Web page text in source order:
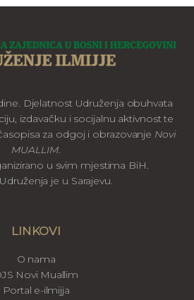
Djelatnost Udruženja obuhvata
izdavačku i socijalnu aktivnost te
za odgoj i obrazovanje Novi
MUALLIM.
u svim mjestima BiH.
je u Sarajevu.
LINKOVI
O nama
Novi Muallim
Portal e-ilmijja